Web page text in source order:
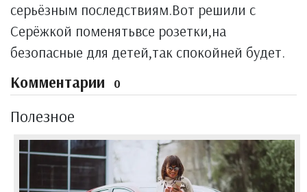
серьёзным последствиям.Вот решили с
Серёжкой поменятьвсе розетки,на
безопасные для детей,так спокойней будет.
Комментарии 0
Полезное